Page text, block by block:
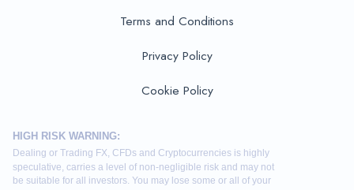
Terms and Conditions
Privacy Policy
Cookie Policy